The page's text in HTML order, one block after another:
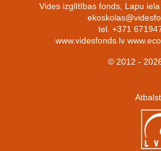
Vides izglītības fonds, Lapu
tel. +371
www.videsfonds.lv
© 2012 -